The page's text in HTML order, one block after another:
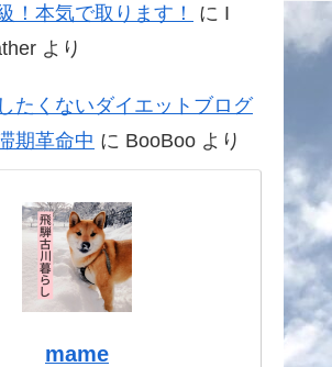
！本気で取ります！ に I
より
たくないダイエットブログ
革命中 に BooBoo より
mame